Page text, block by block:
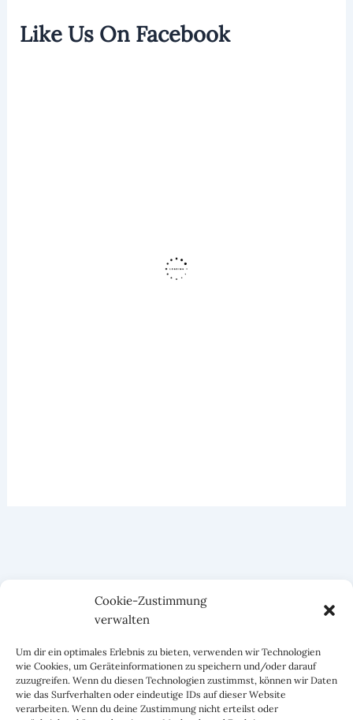
Cookie-Zustimmung
verwalten
Um dir ein optimales Erlebnis zu bieten, verwenden wir Technologien
wie Cookies, um Geräteinformationen zu speichern und/oder darauf
zuzugreifen. Wenn du diesen Technologien zustimmst, können wir Daten
wie das Surfverhalten oder eindeutige IDs auf dieser Website
verarbeiten. Wenn du deine Zustimmung nicht erteilst oder
Like Us On Facebook